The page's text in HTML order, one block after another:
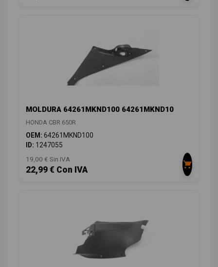
MOLDURA 64261MKND100 64261MKND10
HONDA CBR 650R
OEM: 64261MKND100
ID: 1247055
19,00 € Sin IVA
22,99 € Con IVA